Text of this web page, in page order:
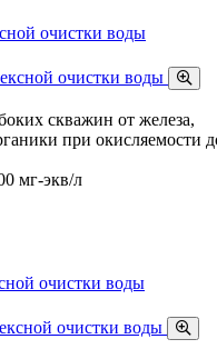
очистки воды
скважин от железа,
при окисляемости
мг-экв/л
очистки воды